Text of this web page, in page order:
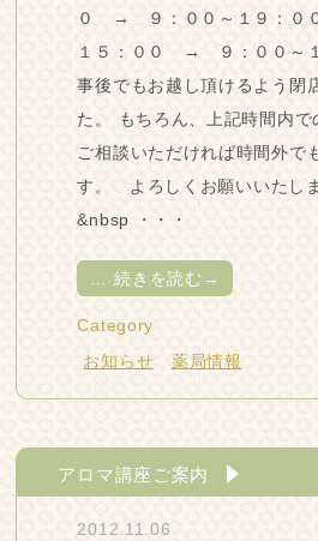
０ → ９：００～１９：０
１５：００ → ９：００
事後でもお越し頂けるよう閉
た。 もちろん、上記時間内で
ご相談いただければ時間外で
す。 よろしくお願いい
&nbsp ・・・
… 続きを読む→
Category
お知らせ
薬局情報
アロマ講座ご案内
2012.11.06